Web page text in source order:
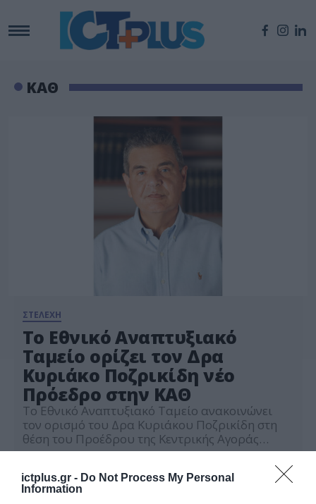
ictplus.gr - Do Not Process My Personal
Information
ΚΑΘ
ΣΤΕΛΕΧΗ
Το Εθνικό Αναπτυξιακό
Ταμείο ορίζει τον Δρα
Κυριάκο Ποζρικίδη νέο
Πρόεδρο στην KAΘ
Το Εθνικό Αναπτυξιακό Ταμείο ανακοινώνει
τον ορισμό του Δρα Κυριάκου Ποζρικίδη στη
θέση του Προέδρου της Κεντρικής Αγοράς
Θεσσαλονίκης Α.Ε. (ΚΑΘ), με στόχο την
περαιτέρω ενίσχυση του αναπτυξιακού ρόλου
της εταιρείας και την υλοποίηση της
στρατηγικής της για τον εκσυγχρονισμό των